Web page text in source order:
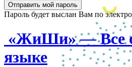
Пароль будет выслан Вам по
«ЖиШи» — Все
языке